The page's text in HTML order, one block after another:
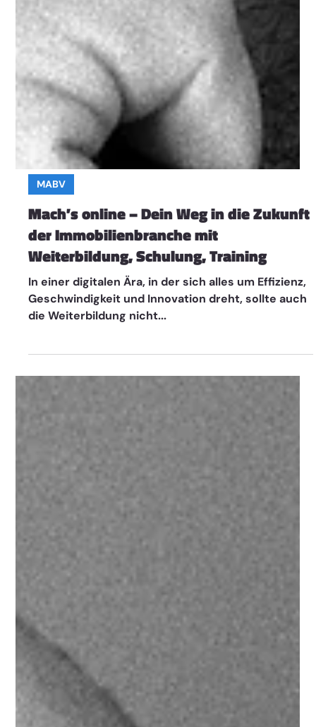
Mach’s online – Dein Weg in die Zukunft
der Immobilienbranche mit
Weiterbildung, Schulung, Training
In einer digitalen Ära, in der sich alles um Effizienz,
Geschwindigkeit und Innovation dreht, sollte auch